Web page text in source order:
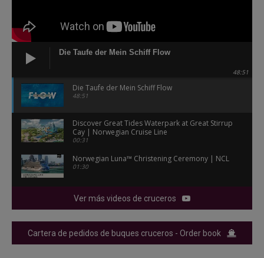
Die Taufe der Mein Schiff Flow
48:51
Die Taufe der Mein Schiff Flow
48:51
Discover Great Tides Waterpark at Great Stirrup
Cay | Norwegian Cruise Line
00:31
Norwegian Luna™ Christening Ceremony | NCL
01:30
Ver más videos de cruceros
Cartera de pedidos de buques cruceros - Order book